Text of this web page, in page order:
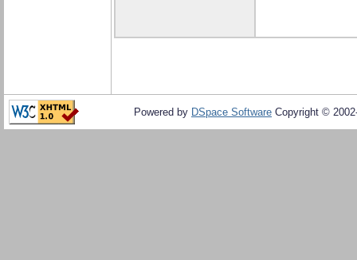
Powered by DSpace Software Copyright ©